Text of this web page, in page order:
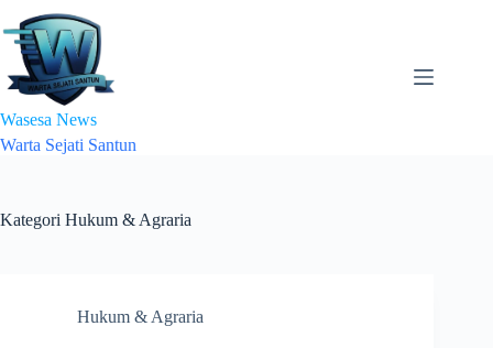
to
content
Wasesa News
Warta Sejati Santun
Kategori Hukum & Agraria
Hukum & Agraria